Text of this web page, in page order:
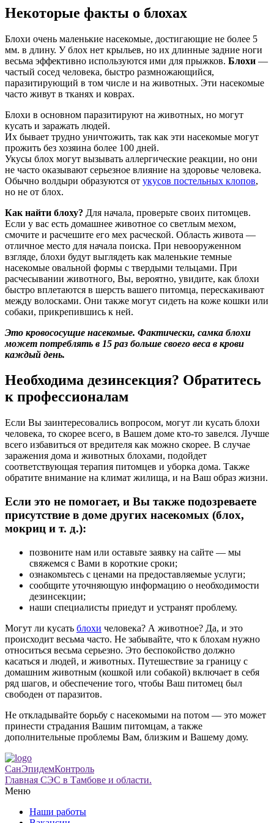
Некоторые факты о блохах
Блохи очень маленькие насекомые, достигающие не более 5
мм. в длину. У блох нет крыльев, но их длинные задние ноги
весьма эффективно используются ими для прыжков. Блохи —
частый сосед человека, быстро размножающийся,
паразитирующий в том числе и на животных. Эти насекомые
часто живут в тканях и коврах.
Блохи в основном паразитируют на животных, но могут
кусать и заражать людей.
Их бывает трудно уничтожить, так как эти насекомые могут
прожить без хозяина более 100 дней.
Укусы блох могут вызывать аллергические реакции, но они
не часто оказывают серьезное влияние на здоровье человека.
Обычно волдыри образуются от укусов постельных клопов,
но не от блох.
Как найти блоху? Для начала, проверьте своих питомцев.
Если у вас есть домашнее животное со светлым мехом,
смочите и расчешите его мех расческой. Область живота —
отличное место для начала поиска. При невооруженном
взгляде, блохи будут выглядеть как маленькие темные
насекомые овальной формы с твердыми тельцами. При
расчесывании животного, Вы, вероятно, увидите, как блохи
быстро вплетаются в шерсть вашего питомца, перескакивают
между волосками. Они также могут сидеть на коже кошки или
собаки, прикрепившись к ней.
Это кровососущие насекомые. Фактически, самка блохи
может потреблять в 15 раз больше своего веса в крови
каждый день.
Необходима дезинсекция? Обратитесь
к профессионалам
Если Вы заинтересовались вопросом, могут ли кусать блохи
человека, то скорее всего, в Вашем доме кто-то завелся. Лучше
всего избавиться от вредителя как можно скорее. В случае
заражения дома и животных блохами, подойдет
соответствующая терапия питомцев и уборка дома. Также
обратите внимание на климат жилища, и на Ваш образ жизни.
Если это не помогает, и Вы также подозреваете
присутствие в доме других насекомых (блох,
мокриц и т. д.):
позвоните нам или оставьте заявку на сайте — мы
свяжемся с Вами в короткие сроки;
ознакомьтесь с ценами на предоставляемые услуги;
сообщите уточняющую информацию о необходимости
дезинсекции;
наши специалисты приедут и устранят проблему.
Могут ли кусать блохи человека? А животное? Да, и это
происходит весьма часто. Не забывайте, что к блохам нужно
относиться весьма серьезно. Это беспокойство должно
касаться и людей, и животных. Путешествие за границу с
домашним животным (кошкой или собакой) включает в себя
ряд шагов, и обеспечение того, чтобы Ваш питомец был
свободен от паразитов.
Не откладывайте борьбу с насекомыми на потом — это может
принести страдания Вашим питомцам, а также
дополнительные проблемы Вам, близким и Вашему дому.
СанЭпидемКонтроль
Главная СЭС в Тамбове и области.
Меню
Наши работы